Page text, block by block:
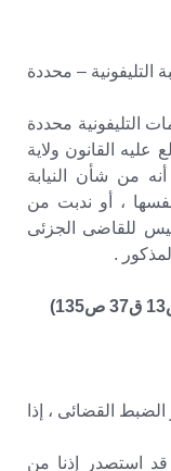
– محددة
التليفونية محددة
القانون ولاية
من شأن النيابة
، أو ندبت من
للقاضى الجزئى
.
الضبط القضائى ، إذا
قد استصدر إذنا من